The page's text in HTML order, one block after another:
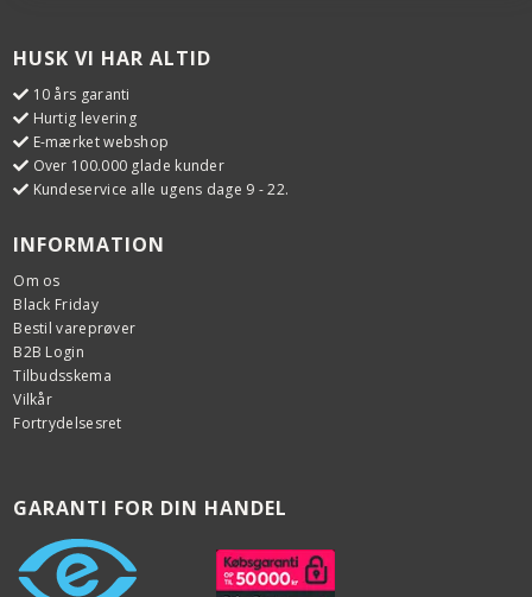
HUSK VI HAR ALTID
10 års garanti
Hurtig levering
E-mærket webshop
Over 100.000 glade kunder
Kundeservice alle ugens dage 9 - 22.
INFORMATION
Om os
Black Friday
Bestil vareprøver
B2B Login
Tilbudsskema
Vilkår
Fortrydelsesret
GARANTI FOR DIN HANDEL